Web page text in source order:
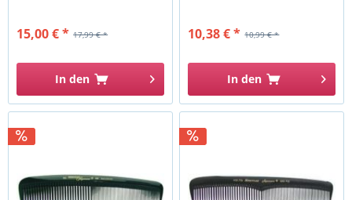
17,99 € *
15,00 € *
In den
10,99 € *
10,38 € *
In den